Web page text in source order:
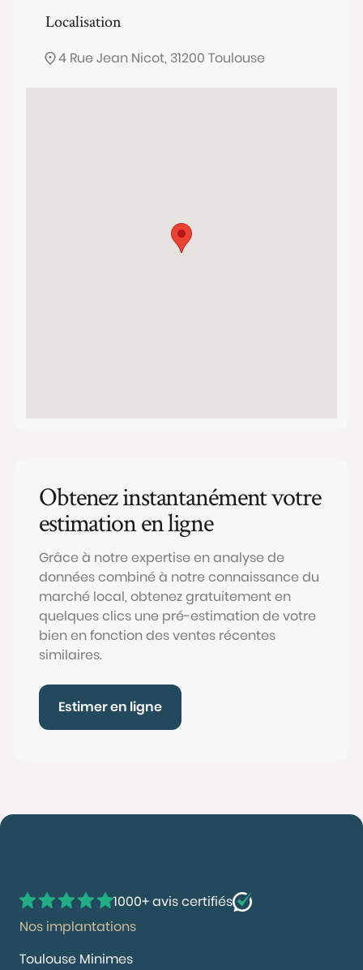
Localisation
4 Rue Jean Nicot, 31200 Toulouse
Obtenez instantanément votre
estimation en ligne
Grâce à notre expertise en analyse de
données combiné à notre connaissance du
marché local, obtenez gratuitement en
quelques clics une pré-estimation de votre
bien en fonction des ventes récentes
similaires.
Estimer en ligne
1000+ avis certifiés
Nos implantations
Toulouse Minimes